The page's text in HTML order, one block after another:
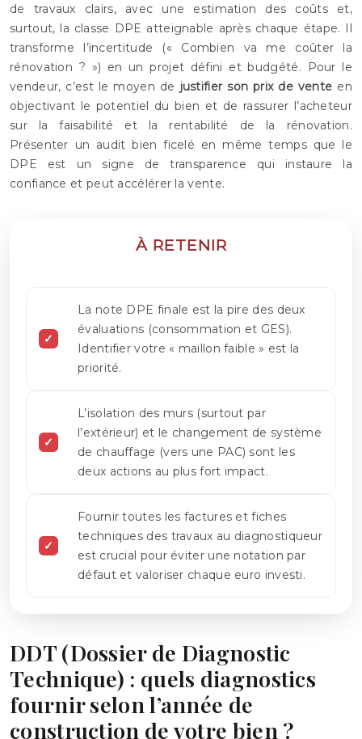
de travaux clairs, avec une estimation des coûts et,
surtout, la classe DPE atteignable après chaque étape. Il
transforme l’incertitude (« Combien va me coûter la
rénovation ? ») en un projet défini et budgété. Pour le
vendeur, c’est le moyen de justifier son prix de vente en
objectivant le potentiel du bien et de rassurer l’acheteur
sur la faisabilité et la rentabilité de la rénovation.
Présenter un audit bien ficelé en même temps que le
DPE est un signe de transparence qui instaure la
confiance et peut accélérer la vente.
À RETENIR
La note DPE finale est la pire des deux
évaluations (consommation et GES).
Identifier votre « maillon faible » est la
priorité.
L’isolation des murs (surtout par
l’extérieur) et le changement de système
de chauffage (vers une PAC) sont les
deux actions au plus fort impact.
Fournir toutes les factures et fiches
techniques des travaux au diagnostiqueur
est crucial pour éviter une notation par
défaut et valoriser chaque euro investi.
DDT (Dossier de Diagnostic
Technique) : quels diagnostics
fournir selon l’année de
construction de votre bien ?